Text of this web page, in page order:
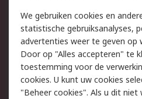
Track & Trace
Wettelijk
Cookiebeleid
Privacybeleid
We gebruiken cookies en
statistische gebruiksanalyses,
advertenties weer te geven op
Door op "Alles accepteren" te
toestemming voor de
cookies. U kunt uw cookies
"Beheer cookies". Als u dit niet